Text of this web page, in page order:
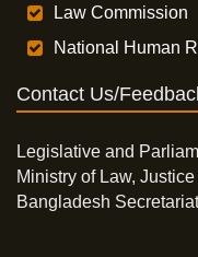
Law Commission
National Human
Contact Us/
Legislative and
Ministry of Law,
Bangladesh